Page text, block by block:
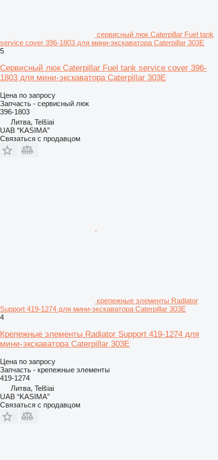
сервисный люк Caterpillar Fuel tank
service cover 396-1803 для мини-экскаватора Caterpillar 303E
5
Сервисный люк Caterpillar Fuel tank service cover 396-
1803 для мини-экскаватора Caterpillar 303E
Цена по запросу
Запчасть - сервисный люк
396-1803
Литва, Telšiai
UAB “KASIMA”
Связаться с продавцом
крепежные элементы Radiator
Support 419-1274 для мини-экскаватора Caterpillar 303E
4
Крепежные элементы Radiator Support 419-1274 для
мини-экскаватора Caterpillar 303E
Цена по запросу
Запчасть - крепежные элементы
419-1274
Литва, Telšiai
UAB “KASIMA”
Связаться с продавцом